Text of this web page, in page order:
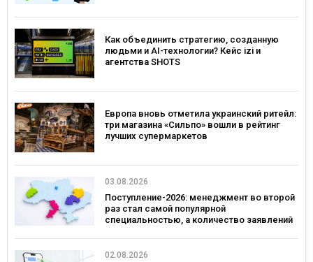
Как объединить стратегию, созданную
людьми и AI-технологии? Кейс izi и
агентства SHOTS
Европа вновь отметила украинский ритейл:
три магазина «Сильпо» вошли в рейтинг
лучших супермаркетов
03.08.2026
Поступление-2026: менеджмент во второй
раз стал самой популярной
специальностью, а количество заявлений
02.08.2026